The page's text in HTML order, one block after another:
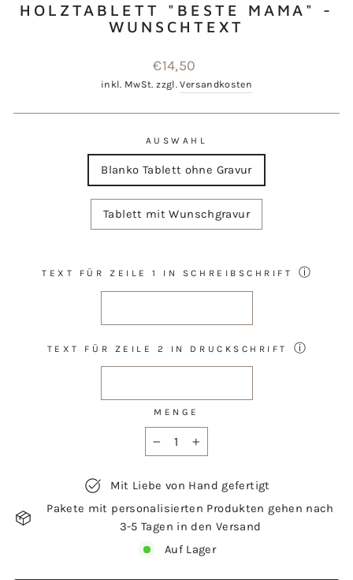
HOLZTABLETT "BESTE MAMA" -
WUNSCHTEXT
Normaler
Preis
€14,50
inkl. MwSt. zzgl.Versandkosten
AUSWAHL
Blanko Tablett ohne Gravur
Tablett mit Wunschgravur
TEXT FÜR ZEILE 1 IN SCHREIBSCHRIFT ⓘ
TEXT FÜR ZEILE 2 IN DRUCKSCHRIFT ⓘ
MENGE
Mit Liebe von Hand gefertigt
Pakete mit personalisierten Produkten gehen nach
3-5 Tagen in den Versand
Auf Lager